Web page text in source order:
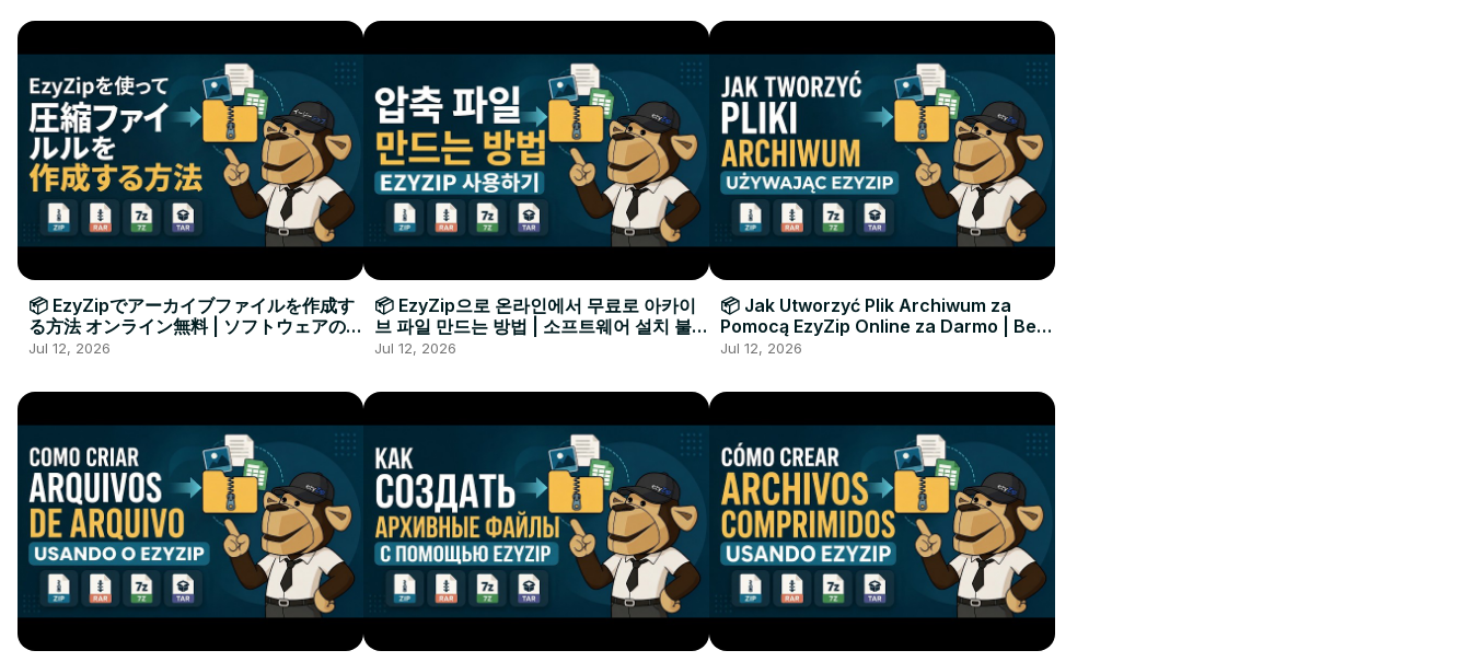
📦 EzyZipでアーカイブファイルを作成す
る方法 オンライン無料 | ソフトウェアのイ
ンストール不要
Jul 12, 2026
📦 EzyZip으로 온라인에서 무료로 아카이
브 파일 만드는 방법 | 소프트웨어 설치 불필
요
Jul 12, 2026
📦 Jak Utworzyć Plik Archiwum za
Pomocą EzyZip Online za Darmo | Bez
Instalacji Oprogramowania
Jul 12, 2026